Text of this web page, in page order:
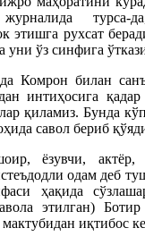
журналида
этишга рухсат
уни ўз синфига
Комрон билан
интиҳосига
қиламиз. Бунда
савол бериб
ёзувчи, актёр,
одам деб
ҳақида
этилган)
иқтибос